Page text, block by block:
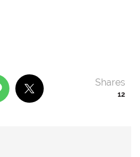
12
Shares